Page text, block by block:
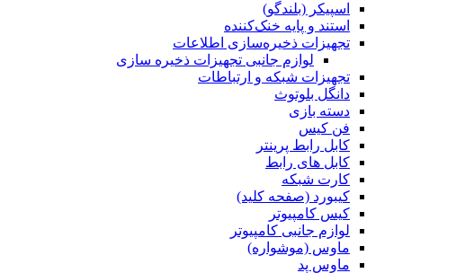
اسپیکر (بلندگو)
استند و پایه خنک‌کننده
تجهیزات ذخیره‌سازی اطلاعات
لوازم جانبی تجهیزات ذخیره سازی
تجهیزات شبکه و ارتباطات
دانگل بلوتوث
دسته بازی
فن کیس
کابل رابط پرینتر
کابل های رابط
کارت شبکه
کیبورد (صفحه کلید)
کیس کامپیوتر
لوازم جانبی کامپیوتر
ماوس (موشواره)
ماوس پد